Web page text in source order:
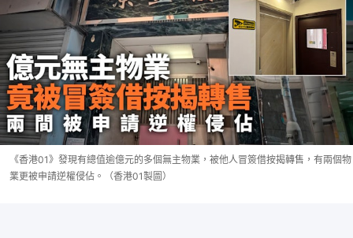
《香港01》發現有總值逾億元的多個無主物業，被他人冒簽借按揭轉售，有兩個物
業更被申請逆權侵佔。（香港01製圖）